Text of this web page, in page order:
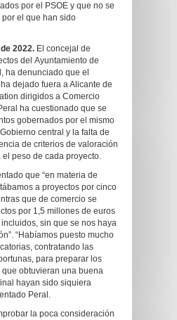
por el PSOE y que no se
el que han sido
2022. El concejal de
del Ayuntamiento de
ha denunciado que el
dejado fuera a Alicante de
dirigidos a Comercio
ha cuestionado que se
gobernados por el mismo
central y la falta de
de criterios de valoración
peso de cada proyecto.
que “en materia de
a proyectos por cinco
que de comercio se
por 1,5 millones de euros
sin que se nos haya
“Habíamos puesto mucho
contratando las
para preparar los
obtuvieran una buena
hayan sido siquiera
Peral.
la poca consideración